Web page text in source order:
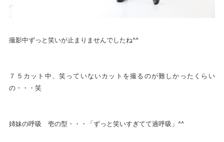
撮影中ずっと笑いが止まりませんでしたね^^
７５カット中、笑っていないカットを撮るのが難しかったくらい
の・・・笑
姉妹の呼吸 壱の型・・・「ずっと笑いすぎてて過呼吸」^^